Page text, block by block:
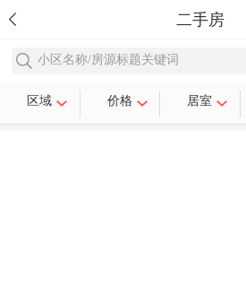
二手房
小区名称/房源标题关键词
区域 价格 居室